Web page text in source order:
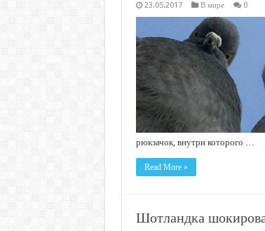
23.05.2017 В мире 0
рюкзачок, внутри которого …
Read More »
Шотландка